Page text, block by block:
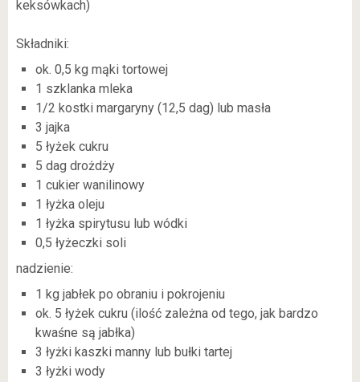
keksówkach)
Składniki:
ok. 0,5 kg mąki tortowej
1 szklanka mleka
1/2 kostki margaryny (12,5 dag) lub masła
3 jajka
5 łyżek cukru
5 dag drożdży
1 cukier wanilinowy
1 łyżka oleju
1 łyżka spirytusu lub wódki
0,5 łyżeczki soli
nadzienie:
1 kg jabłek po obraniu i pokrojeniu
ok. 5 łyżek cukru (ilość zależna od tego, jak bardzo
kwaśne są jabłka)
3 łyżki kaszki manny lub bułki tartej
3 łyżki wody